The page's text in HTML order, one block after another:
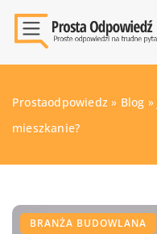
Prostaodpowiedz » Blog »
mieszkanie?
BRANŻA BUDOWLANA